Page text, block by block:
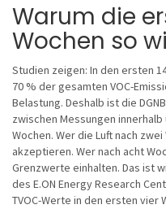
Warum die
Wochen so
Studien zeigen: In den ersten
70 % der gesamten VOC-
Belastung. Deshalb ist die
zwischen Messungen
Wochen. Wer die Luft nach
akzeptieren. Wer nach acht
Grenzwerte einhalten. Das ist
des E.ON Energy Research
TVOC-Werte in den ersten vier